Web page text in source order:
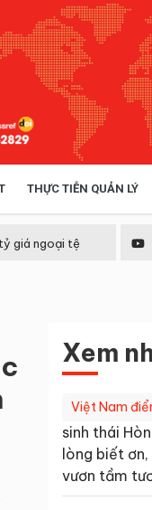
THỰC TIỄN QUẢN LÝ
giá ngoại tệ
Xem
Việt Nam
sinh thái
lòng biết
vươn tầm